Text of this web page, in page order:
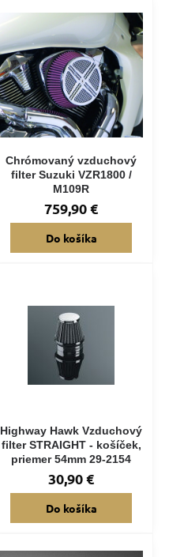
Chrómovaný vzduchový
filter Suzuki VZR1800 /
M109R
759,90 €
Do košíka
Highway Hawk Vzduchový
filter STRAIGHT - košíček,
priemer 54mm 29-2154
30,90 €
Do košíka